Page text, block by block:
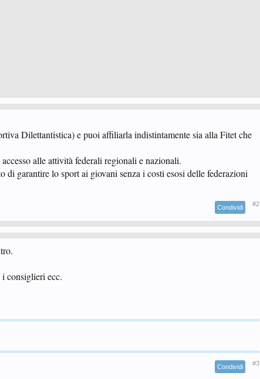
Dilettantistica) e puoi affiliarla indistintamente sia alla Fitet che
alle attività federali regionali e nazionali.
garantire lo sport ai giovani senza i costi esosi delle federazioni
Condividi #2
consiglieri ecc.
Condividi #3